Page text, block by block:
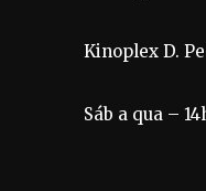
Kinoplex D.
Sáb a qua –